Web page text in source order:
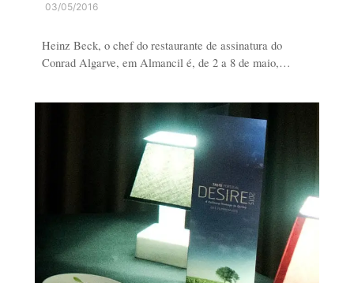
03/05/2016
Heinz Beck, o chef do restaurante de assinatura do
Conrad Algarve, em Almancil é, de 2 a 8 de maio,…